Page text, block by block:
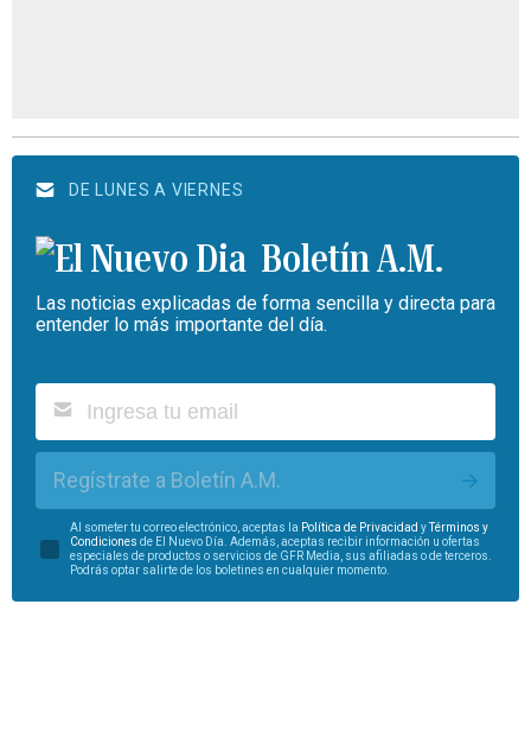
DE LUNES A VIERNES
Boletín A.M.
Las noticias explicadas de forma sencilla y directa para
entender lo más importante del día.
Regístrate a Boletín A.M.
Al someter tu correo electrónico, aceptas la Política de Privacidad yTérminos y
Condiciones de El Nuevo Día. Además, aceptas recibir información u ofertas
especiales de productos o servicios de GFR Media, sus afiliadas o de terceros.
Podrás optar salirte de los boletines en cualquier momento.